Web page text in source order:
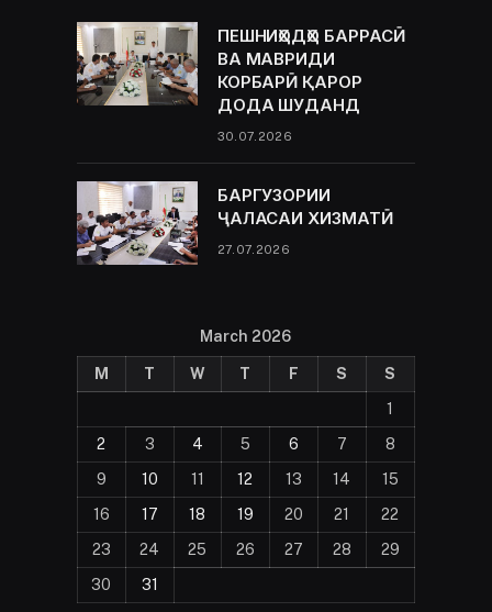
ПЕШНИҲОДҲО БАРРАСӢ
ВА МАВРИДИ
КОРБАРӢ ҚАРОР
ДОДА ШУДАНД
30.07.2026
БАРГУЗОРИИ
ҶАЛАСАИ ХИЗМАТӢ
27.07.2026
March 2026
M T W T F S
S
1
2
3 4 5 6 7
8
9
10 11 12 13 14
15
16
17 18 19 20 21
22
23
24 25 26 27 28
29
30
31